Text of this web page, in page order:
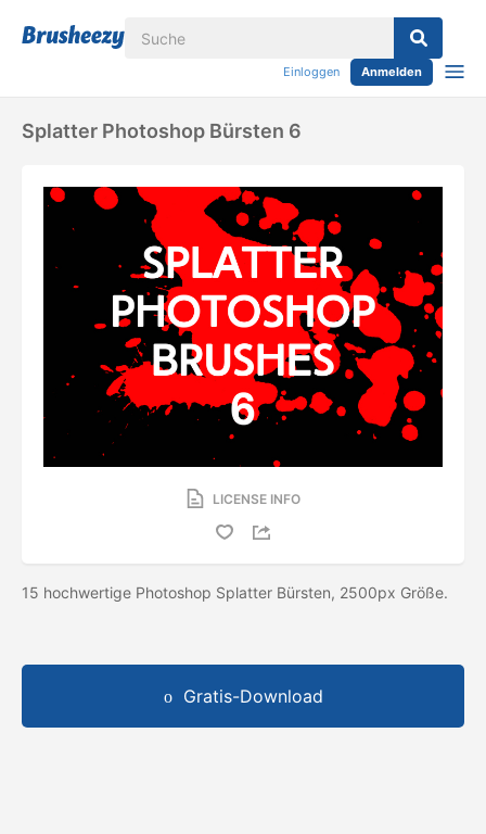
Einloggen Anmelden
Splatter Photoshop Bürsten 6
LICENSE INFO
15 hochwertige Photoshop Splatter Bürsten, 2500px Größe.
Gratis-Download